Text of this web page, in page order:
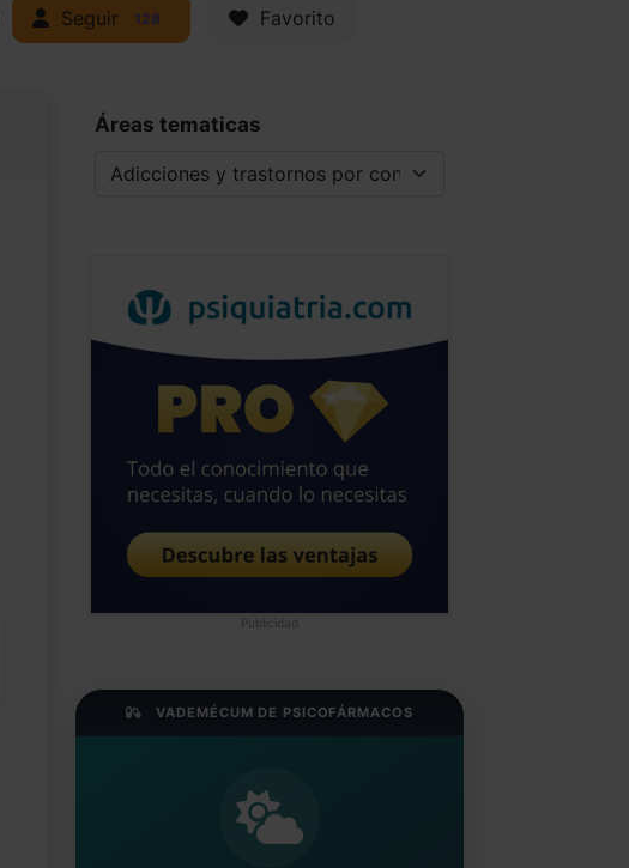
Seguir 128 Favorito
Áreas tematicas
Publicidad
VADEMÉCUM DE PSICOFÁRMACOS